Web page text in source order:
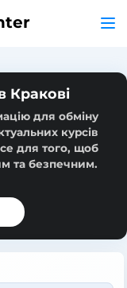
Кракові
для обміну
курсів
для того, щоб
та безпечним.